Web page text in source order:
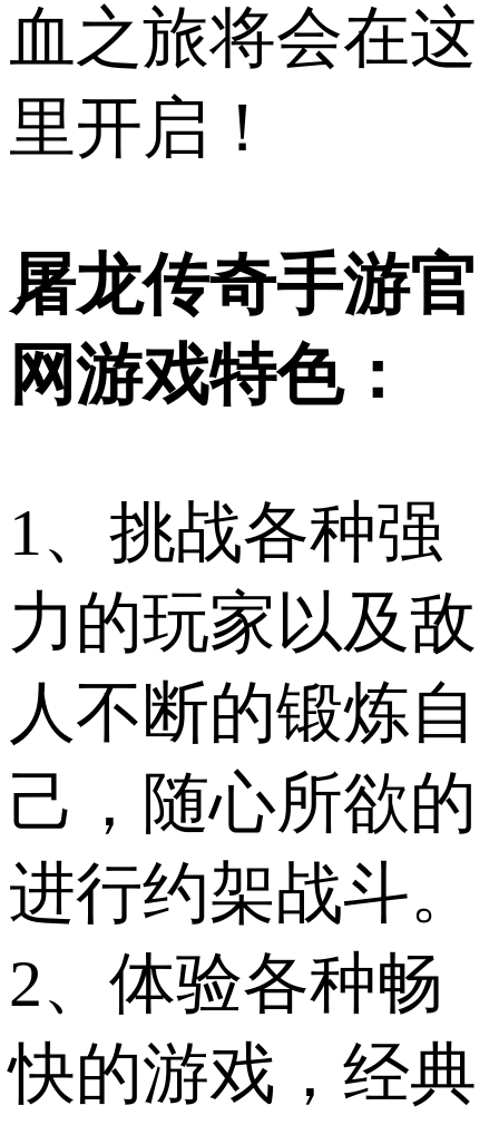
血之旅将会在这
里开启！
屠龙传奇手游官
网游戏特色：
1、挑战各种强
力的玩家以及敌
人不断的锻炼自
己，随心所欲的
进行约架战斗。
2、体验各种畅
快的游戏，经典